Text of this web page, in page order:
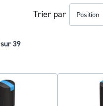
sur39
Trier par